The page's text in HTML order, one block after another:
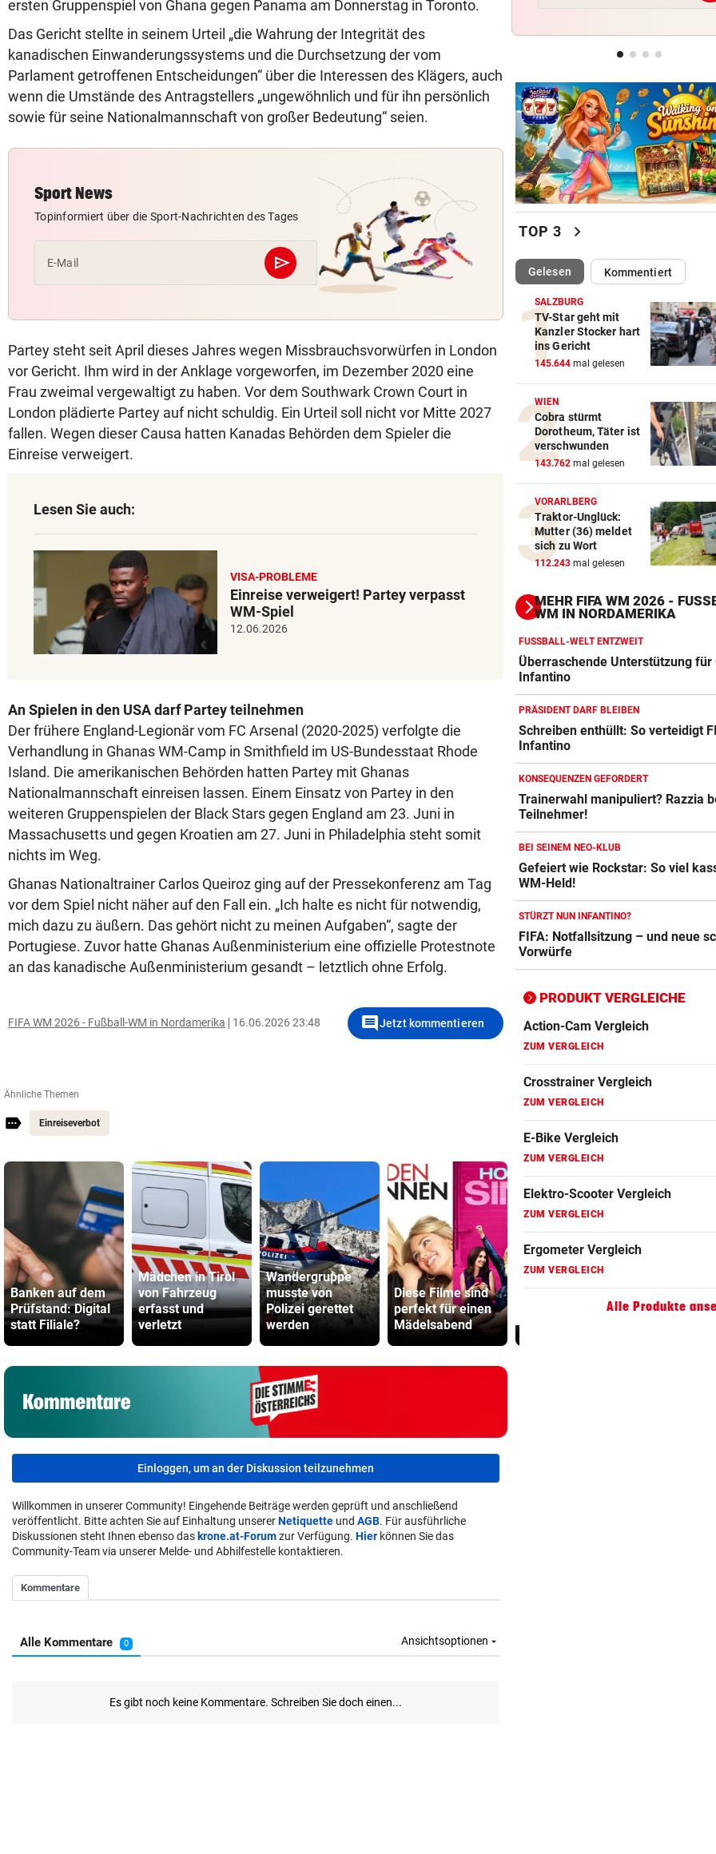
ersten Gruppenspiel von Ghana gegen Panama am Donnerstag in Toronto.
Das Gericht stellte in seinem Urteil „die Wahrung der Integrität des
kanadischen Einwanderungssystems und die Durchsetzung der vom
Parlament getroffenen Entscheidungen“ über die Interessen des Klägers, auch
wenn die Umstände des Antragstellers „ungewöhnlich und für ihn persönlich
sowie für seine Nationalmannschaft von großer Bedeutung“ seien.
Sport News
Topinformiert über die Sport-Nachrichten des Tages
E-Mail send
Abschicken
Partey steht seit April dieses Jahres wegen Missbrauchsvorwürfen in London
vor Gericht. Ihm wird in der Anklage vorgeworfen, im Dezember 2020 eine
Frau zweimal vergewaltigt zu haben. Vor dem Southwark Crown Court in
London plädierte Partey auf nicht schuldig. Ein Urteil soll nicht vor Mitte 2027
fallen. Wegen dieser Causa hatten Kanadas Behörden dem Spieler die
Einreise verweigert.
Lesen Sie auch:
VISA-PROBLEME
Einreise verweigert! Partey verpasst
WM-Spiel
12.06.2026
An Spielen in den USA darf Partey teilnehmen
Der frühere England-Legionär vom FC Arsenal (2020-2025) verfolgte die
Verhandlung in Ghanas WM-Camp in Smithfield im US-Bundesstaat Rhode
Island. Die amerikanischen Behörden hatten Partey mit Ghanas
Nationalmannschaft einreisen lassen. Einem Einsatz von Partey in den
weiteren Gruppenspielen der Black Stars gegen England am 23. Juni in
Massachusetts und gegen Kroatien am 27. Juni in Philadelphia steht somit
nichts im Weg.
Ghanas Nationaltrainer Carlos Queiroz ging auf der Pressekonferenz am Tag
vor dem Spiel nicht näher auf den Fall ein. „Ich halte es nicht für notwendig,
mich dazu zu äußern. Das gehört nicht zu meinen Aufgaben“, sagte der
Portugiese. Zuvor hatte Ghanas Außenministerium eine offizielle Protestnote
an das kanadische Außenministerium gesandt – letztlich ohne Erfolg.
FIFA WM 2026 - Fußball-WM in Nordamerika 16.06.2026 23:48 commentJetzt kommentieren
Ähnliche Themen
Einreiseverbot
Banken auf dem
Prüfstand: Digital
statt Filiale?
Mädchen in Tirol
von Fahrzeug
erfasst und
verletzt
Wandergruppe
musste von
Polizei gerettet
werden
Diese Filme sind
perfekt für einen
Mädelsabend
Fake-Hochzeit!
Ronaldo hat alle
Minister
noch
Regeln für
Einloggen, um an der Diskussion teilzunehmen
Willkommen in unserer Community! Eingehende Beiträge werden geprüft und anschließend
veröffentlicht. Bitte achten Sie auf Einhaltung unsererNetiquette und AGB. Für ausführliche
Diskussionen steht Ihnen ebenso das krone.at-Forumzur Verfügung. Hier können Sie das
Community-Team via unserer Melde- und Abhilfestelle kontaktieren.
TOP 3 chevron_right
Gelesen(ausgewählt)Kommentiert
SALZBURG
TV-Star geht mit
Kanzler Stocker hart
ins Gericht
145.644 mal gelesen
WIEN
Cobra stürmt
Dorotheum, Täter ist
verschwunden
143.762 mal gelesen
VORARLBERG
Traktor-Unglück:
Mutter (36) meldet
sich zu Wort
112.243 mal gelesen
MEHR FIFA WM 2026 -
M IN NORDAMERIKA
FUSSBALL-WELT ENTZWEIT
Überraschende Unterstützung für
Infantino
PRÄSIDENT DARF BLEIBEN
Schreiben enthüllt: So verteidigt
Infantino
KONSEQUENZEN GEFORDERT
Trainerwahl manipuliert? Razzia
Teilnehmer!
BEI SEINEM NEO-KLUB
Gefeiert wie Rockstar: So viel
WM-Held!
STÜRZT NUN INFANTINO?
FIFA: Notfallsitzung – und neue
Vorwürfe
PRODUKT VERGLEICHE
Action-Cam Vergleich
ZUM VERGLEICH
Crosstrainer Vergleich
E-Bike Vergleich
ZUM VERGLEICH
Elektro-Scooter Vergleich
ZUM VERGLEICH
Ergometer Vergleich
ZUM VERGLEICH
Fahrrad Test
ZUM VERGLEICH
Fahrradanhänger Vergleich
ZUM VERGLEICH
Faszienrolle Vergleich
ZUM VERGLEICH
Hoverboard Vergleich
ZUM VERGLEICH
Kinderfahrrad Vergleich
ZUM VERGLEICH
Alle Produkte